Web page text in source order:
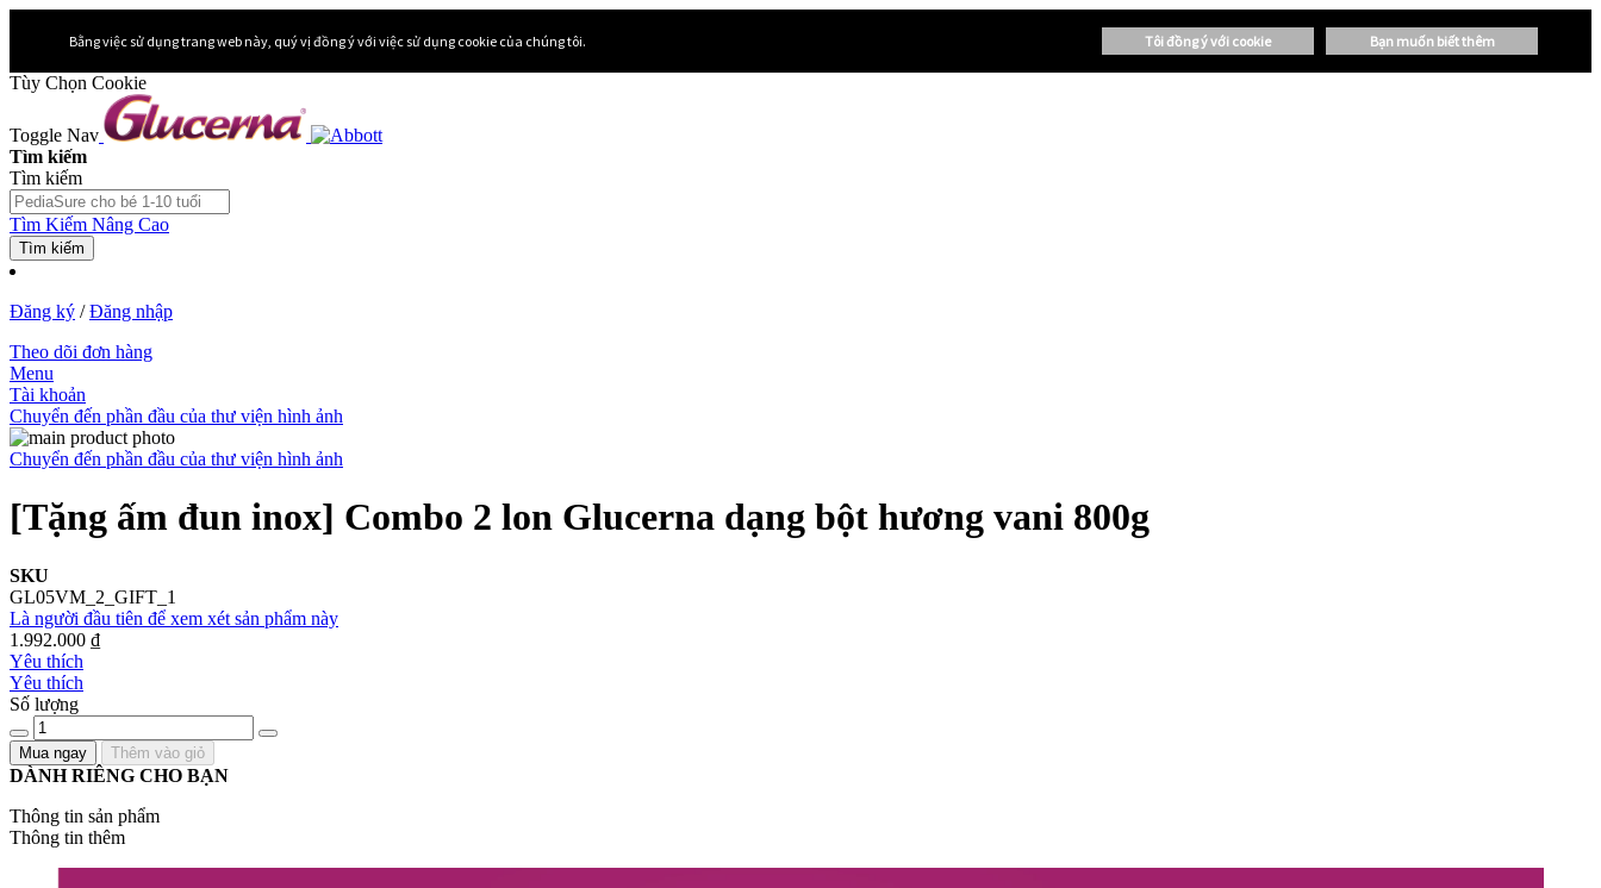
Bằng việc sử dụng trang web này, quý vị đồng ý với việc sử dụng cookie của chúng tôi. bạn muốn biết thêm
tôi đồng ý với cookie
Tùy Chọn Cookie
Toggle Nav
Tìm kiếm
Tìm kiếm
Tìm Kiếm Nâng Cao
Tìm kiếm
Đăng ký /Đăng nhập
Theo dõi đơn hàng
Menu
Tài khoản
Chuyển đến phần đầu của thư viện hình ảnh
Chuyển đến phần đầu của thư viện hình ảnh
[Tặng ấm đun inox] Combo 2 lon Glucerna dạng bột hương vani 800g
SKU
GL05VM_2_GIFT_1
Là người đầu tiên để xem xét sản phẩm này
1.992.000 ₫
Yêu thích
Yêu thích
Số lượng
Mua ngay Thêm vào giỏ
DÀNH RIÊNG CHO BẠN
Thông tin sản phẩm
Thông tin thêm